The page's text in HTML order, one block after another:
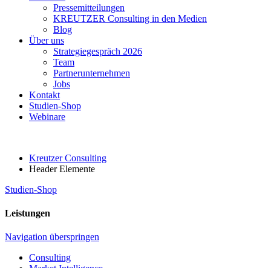
Pressemitteilungen
KREUTZER Consulting in den Medien
Blog
Über uns
Strategiegespräch 2026
Team
Partnerunternehmen
Jobs
Kontakt
Studien-Shop
Webinare
Kreutzer Consulting
Header Elemente
Studien-Shop
Leistungen
Navigation überspringen
Consulting